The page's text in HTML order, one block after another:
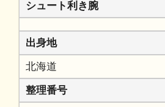
シュート利き腕
出身地
北海道
整理番号